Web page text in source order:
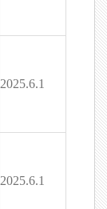
2025.6.1
2025.6.1